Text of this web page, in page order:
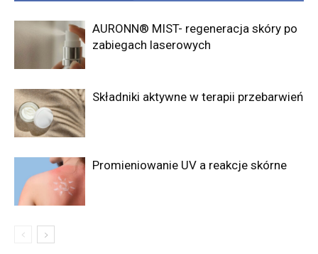
AURONN® MIST- regeneracja skóry po
zabiegach laserowych
Składniki aktywne w terapii przebarwień
Promieniowanie UV a reakcje skórne